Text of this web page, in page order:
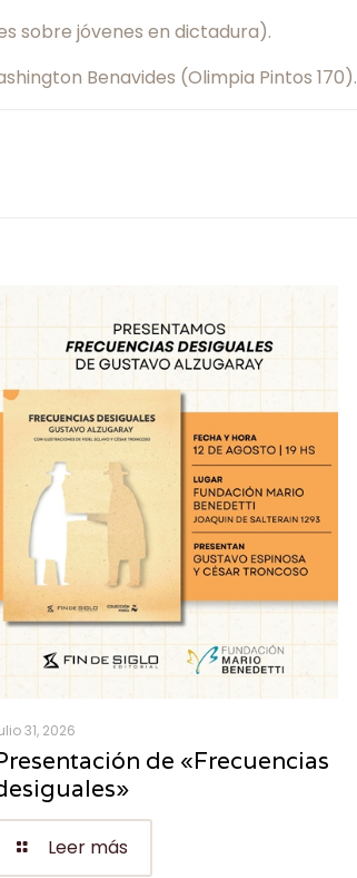
sobre jóvenes en dictadura).
Benavides (Olimpia Pintos 170).
31, 2026
de «Frecuencias
Leer más